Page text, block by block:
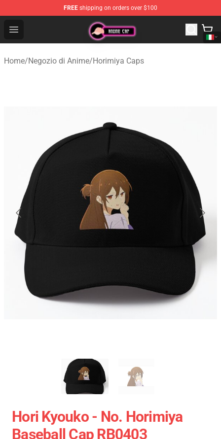
FREE shipping on orders over $100
Open menu
Anime Cap Shop - The Best Store of Anime Cap
Home/Negozio di Anime/Horimiya Caps
Hori Kyouko - No. Horimiya
Baseball Cap RB0403